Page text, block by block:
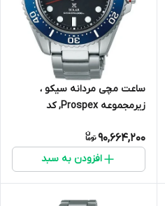
ساعت مچی مردانه سیکو ،
زیرمجموعه Prospex, کد
90,664,200
افزودن به سبد